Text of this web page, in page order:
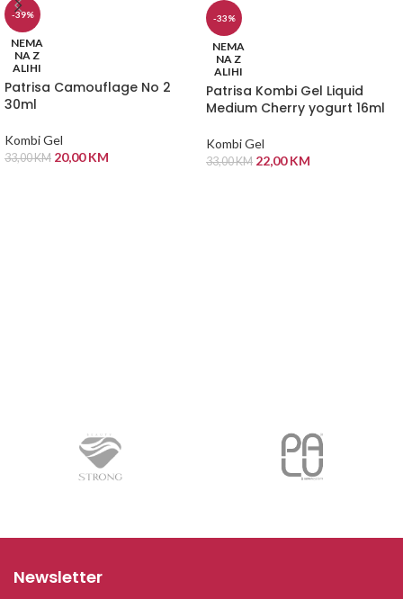
-39%
NEMA
NA Z
ALIHI
Patrisa Camouflage No 2
30ml
Kombi Gel
33,00KM 20,00KM
-33%
NEMA
NA Z
ALIHI
Patrisa Kombi Gel Liquid
Medium Cherry yogurt 16ml
Kombi Gel
33,00KM 22,00KM
Newsletter